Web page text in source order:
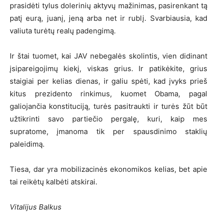
prasidėti tylus dolerinių aktyvų mažinimas, pasirenkant tą
patį eurą, juanį, jeną arba net ir rublį. Svarbiausia, kad
valiuta turėtų realų padengimą.
Ir štai tuomet, kai JAV nebegalės skolintis, vien didinant
įsipareigojimų kiekį, viskas grius. Ir patikėkite, grius
staigiai per kelias dienas, ir galiu spėti, kad įvyks prieš
kitus prezidento rinkimus, kuomet Obama, pagal
galiojančia konstituciją, turės pasitraukti ir turės žūt būt
užtikrinti savo partiečio pergalę, kuri, kaip mes
supratome, įmanoma tik per spausdinimo staklių
paleidimą.
Tiesa, dar yra mobilizacinės ekonomikos kelias, bet apie
tai reikėtų kalbėti atskirai.
Vitalijus Balkus